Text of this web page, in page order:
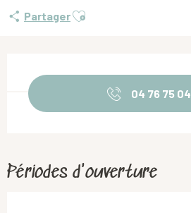
PartagerAjouter aux favoris
04 76 75 04
Périodes d'ouverture